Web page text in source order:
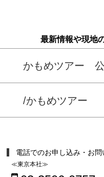
最新情報や現地
かもめツアー
/かもめツアー
電話でのお申し込み・お問
≪東京本社≫